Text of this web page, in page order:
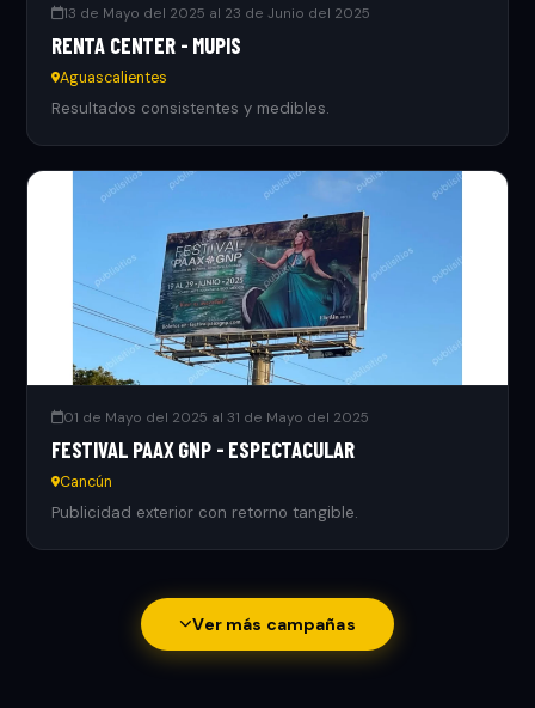
13 de Mayo del 2025 al 23 de Junio del 2025
RENTA CENTER - MUPIS
Aguascalientes
Resultados consistentes y medibles.
01 de Mayo del 2025 al 31 de Mayo del 2025
FESTIVAL PAAX GNP - ESPECTACULAR
Cancún
Publicidad exterior con retorno tangible.
Ver más campañas